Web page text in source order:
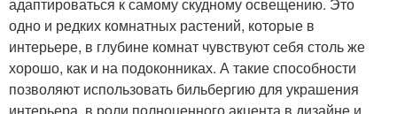
адаптироваться к самому скудному освещению. Это
одно и редких комнатных растений, которые в
интерьере, в глубине комнат чувствуют себя столь же
хорошо, как и на подоконниках. А такие способности
позволяют использовать бильбергию для украшения